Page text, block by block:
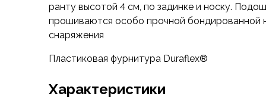
Женская обувь
Ботинки
Кроссовки
Сапоги
Аксессуары для обуви
Уход за обувью
ранту высотой 4 см, по задинке и носку.
прошиваются особо прочной бондированной
снаряжения
Пластиковая фурнитура Duraflex®
Характеристики